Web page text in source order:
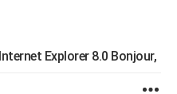
Explorer 8.0 Bonjour,